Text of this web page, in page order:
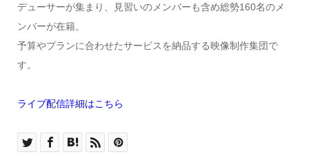
デューサーが集まり、見習いのメンバーも含め総勢160名のメ
ンバーが在籍。
予算やプランに合わせたサービスを納品する映像制作集団で
す。
ライブ配信詳細はこちら